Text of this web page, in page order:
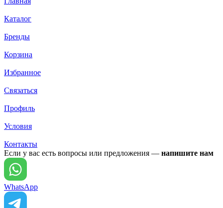
Каталог
Бренды
Корзина
Избранное
Связаться
Профиль
Условия
Контакты
Если у вас есть вопросы или предложения — напишите нам
WhatsApp